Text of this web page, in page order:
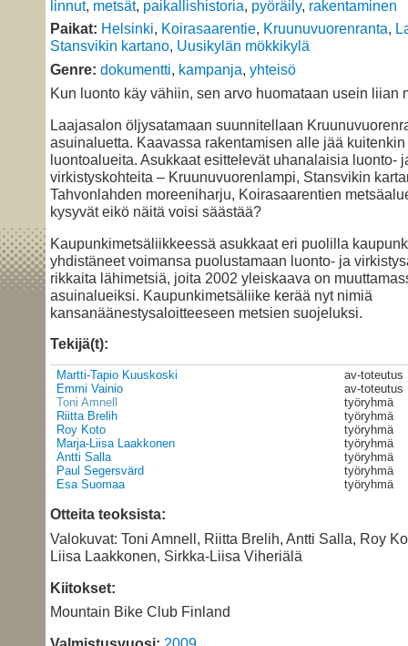
linnut, metsät, paikallishistoria, pyöräily, rakentaminen
Paikat: Helsinki, Koirasaarentie, Kruunuvuorenranta,
Stansvikin kartano, Uusikylän mökkikylä
Genre: dokumentti, kampanja, yhteisö
Kun luonto käy vähiin, sen arvo huomataan usein liian
Laajasalon öljysatamaan suunnitellaan
asuinaluetta. Kaavassa rakentamisen alle jää
luontoalueita. Asukkaat esittelevät uhanalaisia luonto-
virkistyskohteita – Kruunuvuorenlampi, Stansvikin
Tahvonlahden moreeniharju, Koirasaarentien
kysyvät eikö näitä voisi säästää?
Kaupunkimetsäliikkeessä asukkaat eri puolilla
yhdistäneet voimansa puolustamaan luonto- ja
rikkaita lähimetsiä, joita 2002 yleiskaava on
asuinalueiksi. Kaupunkimetsäliike kerää nyt nimiä
kansanäänestysaloitteeseen metsien suojeluksi.
Tekijä(t):
Martti-Tapio Kuuskoski
Emmi Vainio
Toni Amnell
Riitta Brelih
Roy Koto
Marja-Liisa Laakkonen
Antti Salla
Paul Segersvärd
Esa Suomaa
av-toteutus
av-toteutus
työryhmä
työryhmä
työryhmä
työryhmä
työryhmä
työryhmä
työryhmä
Otteita teoksista:
Valokuvat: Toni Amnell, Riitta Brelih, Antti Salla, Roy
Liisa Laakkonen, Sirkka-Liisa Viheriälä
Kiitokset:
Mountain Bike Club Finland